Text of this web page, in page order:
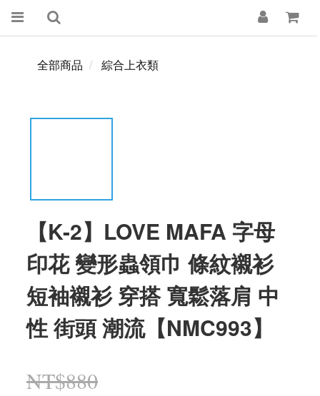
全部商品 綜合上衣類
【K-2】LOVE MAFA 字母
印花 變形蟲領巾 條紋襯衫
短袖襯衫 穿搭 寬鬆落肩 中
性 街頭 潮流【NMC993】
NT$880